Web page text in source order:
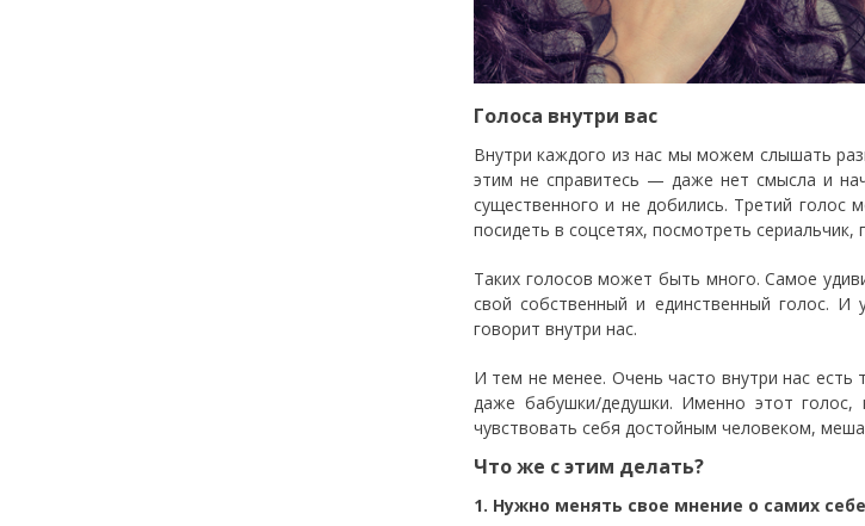
Голоса внутри вас
Внутри каждого из нас мы можем слышать
этим не справитесь — даже нет смысла и
существенного и не добились. Третий голос
посидеть в соцсетях, посмотреть
Таких голосов может быть много. Самое
свой собственный и единственный голос.
говорит внутри нас.
И тем не менее. Очень часто внутри нас есть
даже бабушки/дедушки. Именно этот голос,
чувствовать себя достойным человеком,
Что же с этим делать?
1. Нужно менять свое мнение о самих